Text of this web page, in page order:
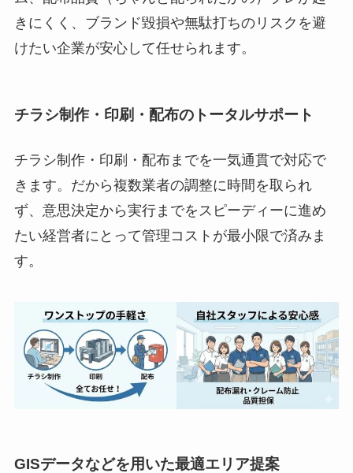
きにくく、ブランド毀損や無駄打ちのリスクを避
けたい企業が安心して任せられます。
チラシ制作・印刷・配布のトータルサポート
チラシ制作・印刷・配布までを一気通貫で対応で
きます。だから複数業者の調整に時間を取られ
ず、意思決定から実行までをスピーディーに進め
たい経営者にとって管理コストが最小限で済みま
す。
GISデータなどを用いた最適エリア提案